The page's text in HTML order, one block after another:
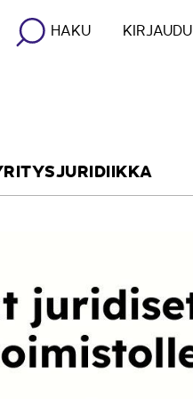
HAKU KIRJAUDU